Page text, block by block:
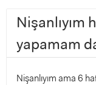
Nişanlıyım
yapamam
Nişanlıyım ama 6